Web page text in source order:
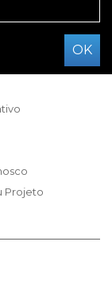
Projeto